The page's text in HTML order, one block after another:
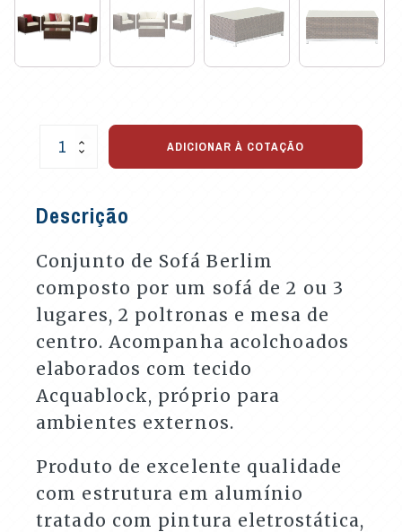
Conjunto
para
Áreas
Externas
quantidade
ADICIONAR À COTAÇÃO
Descrição
Conjunto de Sofá Berlim
composto por um sofá de 2 ou 3
lugares, 2 poltronas e mesa de
centro. Acompanha acolchoados
elaborados com tecido
Acquablock, próprio para
ambientes externos.
Produto de excelente qualidade
com estrutura em alumínio
tratado com pintura eletrostática,